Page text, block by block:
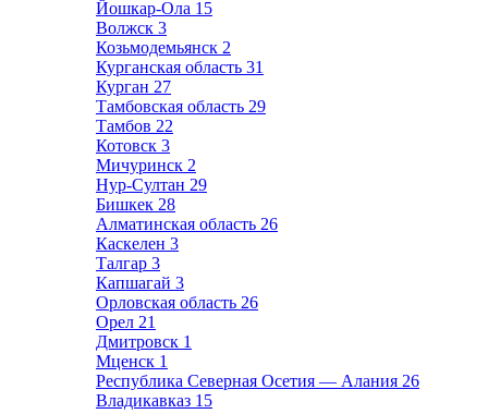
Йошкар-Ола 15
Волжск 3
Козьмодемьянск 2
Курганская область 31
Курган 27
Тамбовская область 29
Тамбов 22
Котовск 3
Мичуринск 2
Нур-Султан 29
Бишкек 28
Алматинская область 26
Каскелен 3
Талгар 3
Капшагай 3
Орловская область 26
Орел 21
Дмитровск 1
Мценск 1
Республика Северная Осетия — Алания 26
Владикавказ 15